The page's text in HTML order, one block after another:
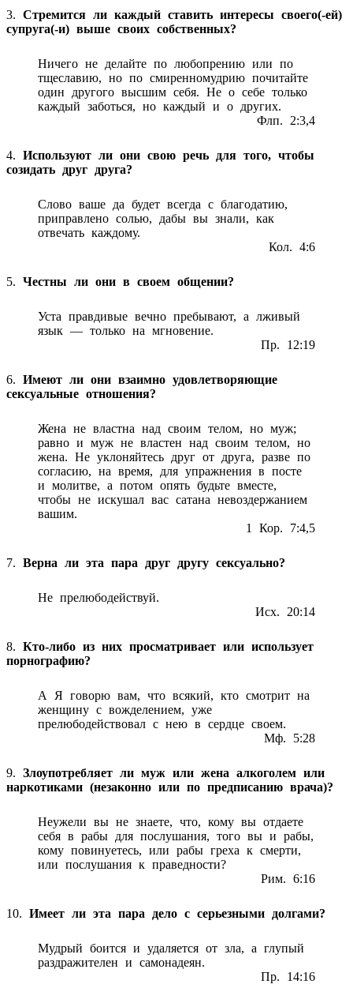
3. Стремится ли каждый ставить интересы своего(-ей)
супруга(-и) выше своих собственных?
Ничего не делайте по любопрению или по
тщеславию, но по смиренномудрию почитайте
один другого высшим себя. Не о себе только
каждый заботься, но каждый и о других.
Флп. 2:3,4
4. Используют ли они свою речь для того, чтобы
созидать друг друга?
Слово ваше да будет всегда с благодатию,
приправлено солью, дабы вы знали, как
отвечать каждому.
Кол. 4:6
5. Честны ли они в своем общении?
Уста правдивые вечно пребывают, а лживый
язык — только на мгновение.
Пр. 12:19
6. Имеют ли они взаимно удовлетворяющие
сексуальные отношения?
Жена не властна над своим телом, но муж;
равно и муж не властен над своим телом, но
жена. Не уклоняйтесь друг от друга, разве по
согласию, на время, для упражнения в посте
и молитве, а потом опять будьте вместе,
чтобы не искушал вас сатана невоздержанием
вашим.
1 Кор. 7:4,5
7. Верна ли эта пара друг другу сексуально?
Не прелюбодействуй.
Исх. 20:14
8. Кто-либо из них просматривает или использует
порнографию?
А Я говорю вам, что всякий, кто смотрит на
женщину с вожделением, уже
прелюбодействовал с нею в сердце своем.
Мф. 5:28
9. Злоупотребляет ли муж или жена алкоголем или
наркотиками (незаконно или по предписанию врача)?
Неужели вы не знаете, что, кому вы отдаете
себя в рабы для послушания, того вы и рабы,
кому повинуетесь, или рабы греха к смерти,
или послушания к праведности?
Рим. 6:16
10. Имеет ли эта пара дело с серьезными долгами?
Мудрый боится и удаляется от зла, а глупый
раздражителен и самонадеян.
Пр. 14:16